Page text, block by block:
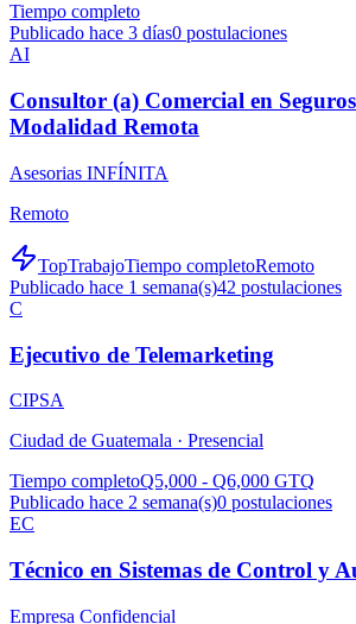
Tiempo completo
Publicado hace 3 días0 postulaciones
AI
Consultor (a) Comercial en
Modalidad Remota
Asesorias INFÍNITA
Remoto
TopTrabajoTiempo completoRemoto
Publicado hace 1 semana(s)42 postulaciones
C
Ejecutivo de Telemarketing
CIPSA
Ciudad de Guatemala · Presencial
Tiempo completoQ5,000 - Q6,000 GTQ
Publicado hace 2 semana(s)0 postulaciones
EC
Técnico en Sistemas de Control y
Empresa Confidencial